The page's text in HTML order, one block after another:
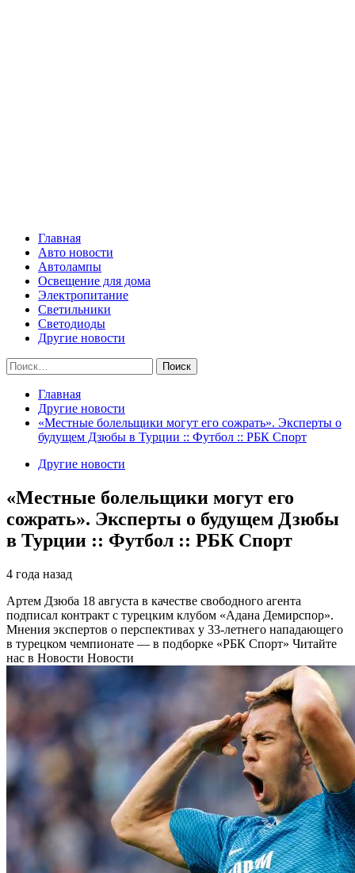
Главная
Авто новости
Автолампы
Освещение для дома
Электропитание
Светильники
Светодиоды
Другие новости
Найти:
Главная
Другие новости
«Местные болельщики могут его сожрать». Эксперты о
будущем Дзюбы в Турции :: Футбол :: РБК Спорт
Другие новости
«Местные болельщики могут его
сожрать». Эксперты о будущем Дзюбы
в Турции :: Футбол :: РБК Спорт
4 года назад
Артем Дзюба 18 августа в качестве свободного агента
подписал контракт с турецким клубом «Адана Демирспор».
Мнения экспертов о перспективах у 33-летнего нападающего
в турецком чемпионате — в подборке «РБК Спорт» Читайте
нас в Новости Новости